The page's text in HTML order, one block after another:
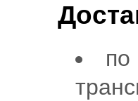
по